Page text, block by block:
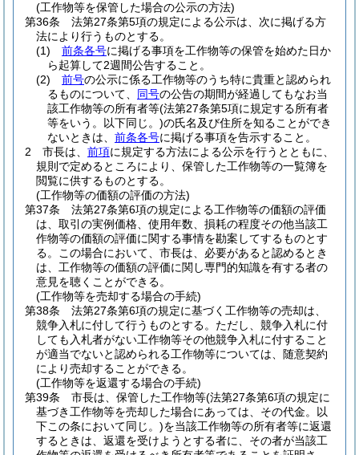
(工作物等を保管した場合の公示の方法)
第36条
法第27条第5項の規定による公示は、次に掲げる方
法により行うものとする。
(1)
前条各号に掲げる事項を工作物等の保管を始めた日か
ら起算して2週間公告すること。
(2)
前号の公示に係る工作物等のうち特に貴重と認められ
るものについて、 同号の公告の期間が経過してもなお当
該工作物等の所有者等(法第27条第5項に規定する所有者
等をいう。以下同じ。)の氏名及び住所を知ることができ
ないときは、 前条各号に掲げる事項を告示すること。
2
市長は、 前項に規定する方法による公示を行うとともに、
規則で定めるところにより、保管した工作物等の一覧簿を
閲覧に供するものとする。
(工作物等の価額の評価の方法)
第37条
法第27条第6項の規定による工作物等の価額の評価
は、取引の実例価格、使用年数、損耗の程度その他当該工
作物等の価額の評価に関する事情を勘案してするものとす
る。
この場合において、市長は、必要があると認めるとき
は、工作物等の価額の評価に関し専門的知識を有する者の
意見を聴くことができる。
(工作物等を売却する場合の手続)
第38条
法第27条第6項の規定に基づく工作物等の売却は、
競争入札に付して行うものとする。 ただし、競争入札に付
しても入札者がない工作物等その他競争入札に付すること
が適当でないと認められる工作物等については、随意契約
により売却することができる。
(工作物等を返還する場合の手続)
第39条
市長は、保管した工作物等(法第27条第6項の規定に
基づき工作物等を売却した場合にあっては、その代金。以
下この条において同じ。)を当該工作物等の所有者等に返還
するときは、返還を受けようとする者に、その者が当該工